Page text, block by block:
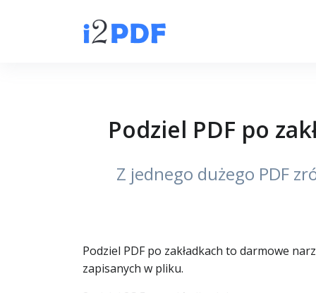
Podziel PDF po
Z jednego dużego PDF
Podziel PDF po zakładkach to darmowe
zapisanych w pliku.